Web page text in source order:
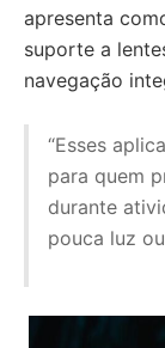
apresenta
suporte a
navegação
“Esses
para quem
durante
pouca luz